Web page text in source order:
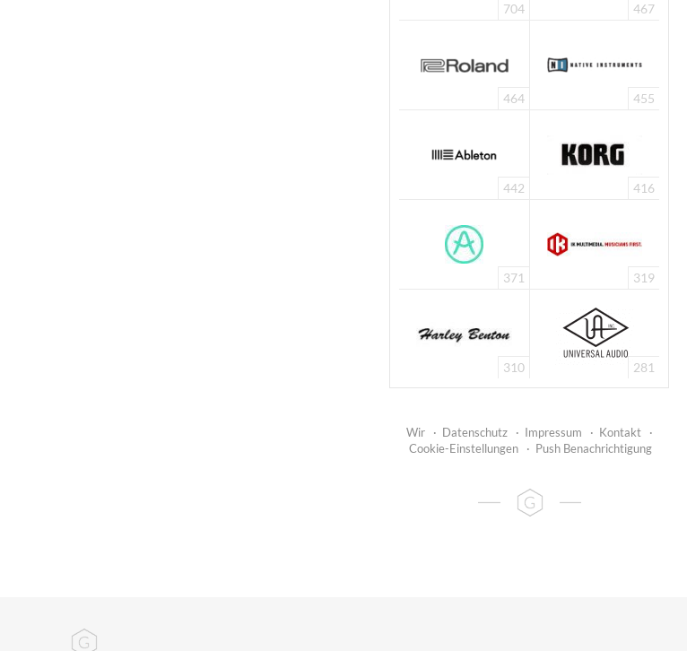
704 467
464 455
442 416
371 319
310 281
Wir · Datenschutz · Impressum · Kontakt
·
Cookie-Einstellungen
· Push Benachrichtigung